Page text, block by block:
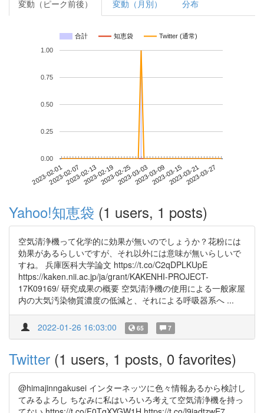
変動（ピーク前後） 変動（月別） 分布
合計 知恵袋 Twitter (通常)
2023-02-012023-02-072023-02-132023-02-192023-02-252023-03-032023-03-092023-03-152023-03-212023-03-27
0.00
0.25
0.50
0.75
1.00
Yahoo!知恵袋 (1 users, 1 posts)
空気清浄機って化学的に効果が無いのでしょうか？花粉には
効果があるらしいですが、それ以外には意味が無いらしいで
すね。 兵庫医科大学論文 https://t.co/C2qDPLKUpE
https://kaken.nii.ac.jp/ja/grant/KAKENHI-PROJECT-
17K09169/ 研究成果の概要 空気清浄機の使用による一般家屋
内の大気汚染物質濃度の低減と、それによる呼吸器系へ ...
2022-01-26 16:03:00 65 7
Twitter (1 users, 1 posts, 0 favorites)
@himajinngakusei インターネッツに色々情報あるから検討し
てみるよろし ちなみに私はいろいろ考えて空気清浄機を持っ